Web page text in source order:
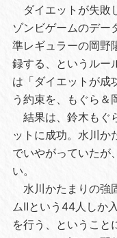
ダイエットが失敗
ゾンビゲームのデー
準レギュラーの岡野
録する、というルー
は「ダイエットが成
う約束を、もぐら＆
結果は、鈴木もぐ
ットに成功。水川か
でいやがっていたが
い。
水川かたまりの強
ムⅡという44人しか
を行う、ということ